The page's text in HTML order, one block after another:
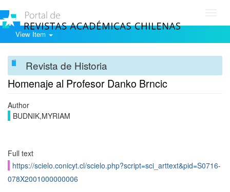
View Item
Revista de Historia
Homenaje al Profesor Danko Brncic
Author
BUDNIK,MYRIAM
Full text
https://scielo.conicyt.cl/scielo.php?script=sci_arttext&pid=S0716-
078X2001000000006